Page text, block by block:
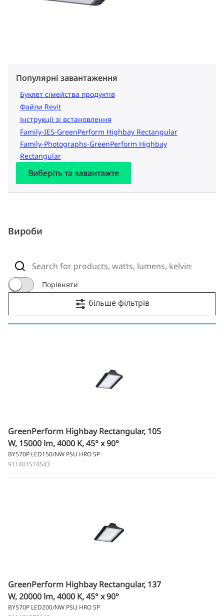
Популярні завантаження
Буклет сімейства продуктів
Файли Revit
Інструкції зі встановлення
Family-IES-GreenPerform Highbay Rectangular
Family-Photographs-GreenPerform Highbay
Rectangular
Виберіть та завантажте
Вироби
Порівняти
більше фільтрів
GreenPerform Highbay Rectangular, 105
W, 15000 lm, 4000 K, 45° x 90°
BY570P LED150/NW PSU HRO SP
911401574543
GreenPerform Highbay Rectangular, 137
W, 20000 lm, 4000 K, 45° x 90°
BY570P LED200/NW PSU HRO SP